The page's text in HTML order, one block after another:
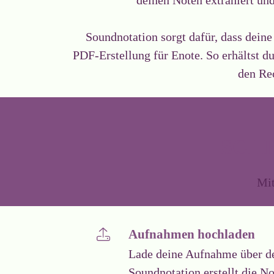
Soundnotation sorgt dafür, dass
PDF-Erstellung für Enote. So erhältst
den
Aufnahmen hochladen
Lade deine Aufnahme über